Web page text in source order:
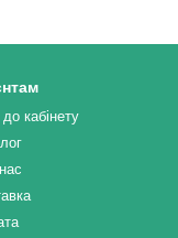
до кабінету